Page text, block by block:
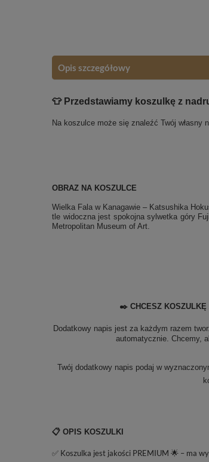
Opis szczegółowy
👕 Przedstawiamy koszulkę z
Na koszulce może się znaleźć Twój
OBRAZ NA KOSZULCE
Wielka Fala w Kanagawie – Katsushika
tle widoczna jest spokojna sylwetka góry
Metropolitan Museum of Art.
✒️ CHCESZ KOSZULKĘ
Dodatkowy napis jest za każdym razem
automatycznie. Chcemy,
Twój dodatkowy napis podaj w
📋 OPIS KOSZULKI
✅ Koszulka jest jakości PREMIUM 🌟 – ma